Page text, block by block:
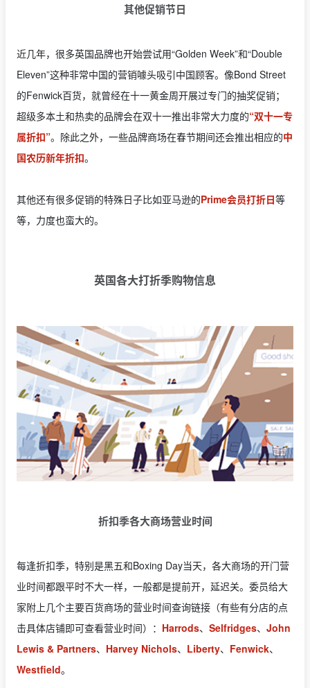
其他促销节日
近几年，很多英国品牌也开始尝试用“Golden Week”和“Double
Eleven”这种非常中国的营销噱头吸引中国顾客。像Bond Street
的Fenwick百货，就曾经在十一黄金周开展过专门的抽奖促销；
超级多本土和热卖的品牌会在双十一推出非常大力度的“双十一专
属折扣”。除此之外，一些品牌商场在春节期间还会推出相应的中
国农历新年折扣。
其他还有很多促销的特殊日子比如亚马逊的Prime会员打折日等
等，力度也蛮大的。
英国各大打折季购物信息
折扣季各大商场营业时间
每逢折扣季，特别是黑五和Boxing Day当天，各大商场的开门营
业时间都跟平时不大一样，一般都是提前开，延迟关。委员给大
家附上几个主要百货商场的营业时间查询链接（有些有分店的点
击具体店铺即可查看营业时间）： Harrods、 Selfridges、 John
Lewis & Partners、 Harvey Nichols、 Liberty、 Fenwick、
Westfield。